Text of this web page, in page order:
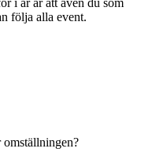
i år är att även du som
följa alla event.